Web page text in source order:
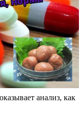
анализ, как